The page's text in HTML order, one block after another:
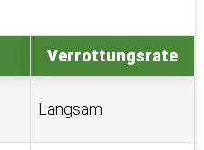
Verrottungsrate
Langsam